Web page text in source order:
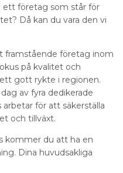
ett företag som står för
Då kan du vara den vi
framstående företag inom
på kvalitet och
gott rykte i regionen.
av fyra dedikerade
för att säkerställa
och tillväxt.
kommer du att ha en
Dina huvudsakliga